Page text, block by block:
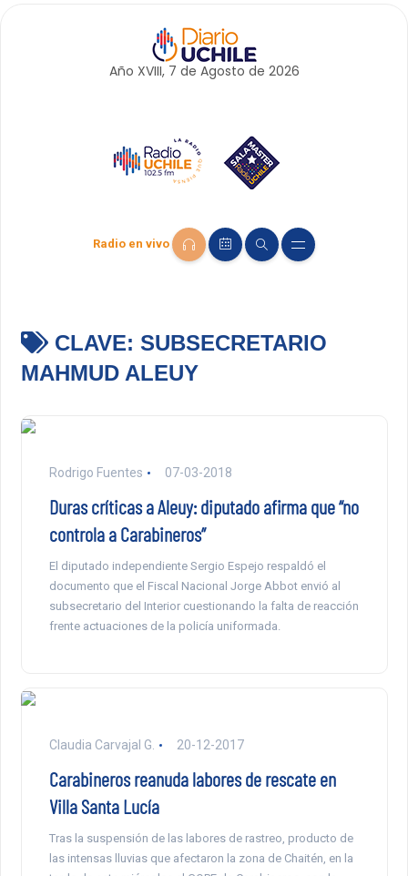
Año XVIII, 7 de Agosto de 2026
Radio en vivo
CLAVE: SUBSECRETARIO
MAHMUD ALEUY
Rodrigo Fuentes 07-03-2018
Duras críticas a Aleuy: diputado afirma que “no
controla a Carabineros”
El diputado independiente Sergio Espejo respaldó el
documento que el Fiscal Nacional Jorge Abbot envió al
subsecretario del Interior cuestionando la falta de reacción
frente actuaciones de la policía uniformada.
Claudia Carvajal G. 20-12-2017
Carabineros reanuda labores de rescate en
Villa Santa Lucía
Tras la suspensión de las labores de rastreo, producto de
las intensas lluvias que afectaron la zona de Chaitén, en la